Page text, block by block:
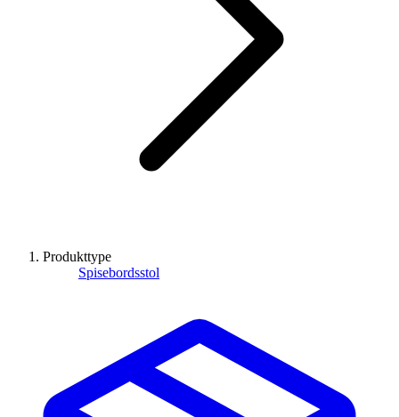
Produkttype
Spisebordsstol